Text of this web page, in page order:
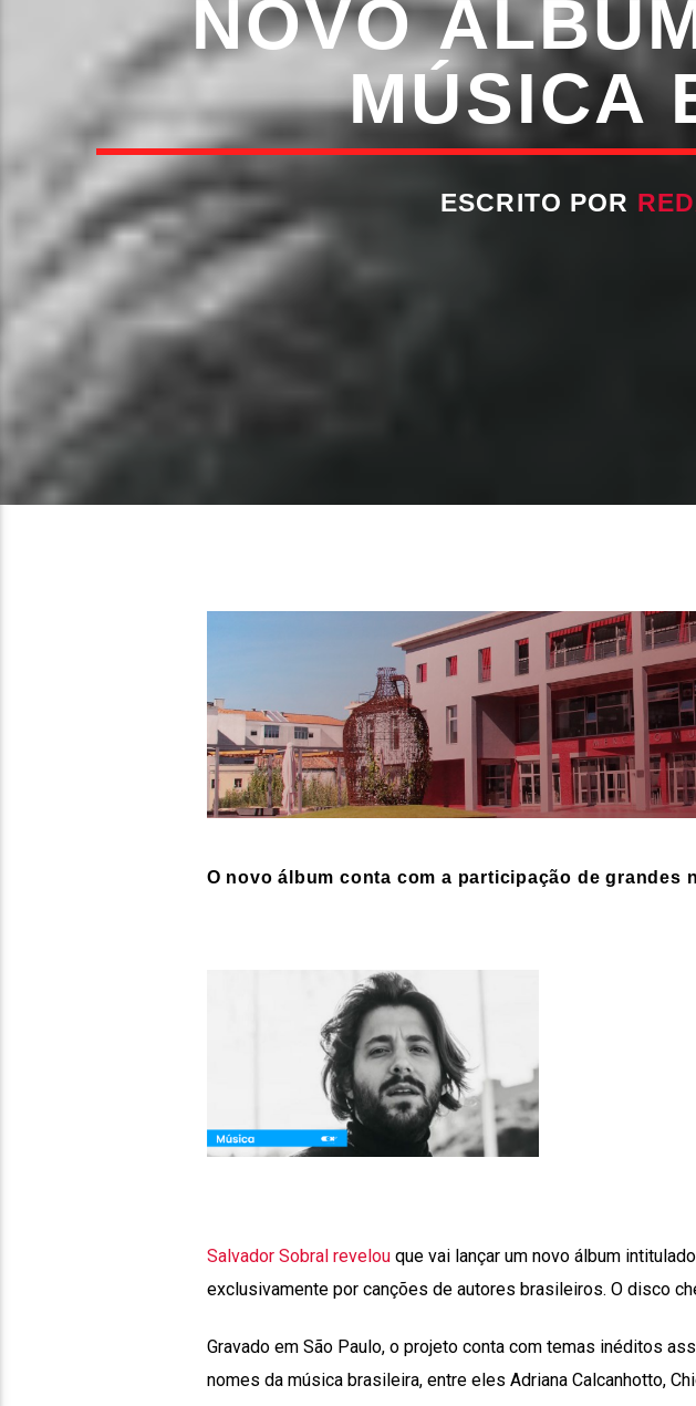
NOVO
MÚSICA
ESCRITO POR
O novo álbum conta com a participação de grandes
Salvador Sobral revelouque vai lançar um novo álbum
exclusivamente por canções de autores brasileiros. O disco
Gravado em São Paulo, o projeto conta com temas inéditos
nomes da música brasileira, entre eles Adriana Calcanhotto,